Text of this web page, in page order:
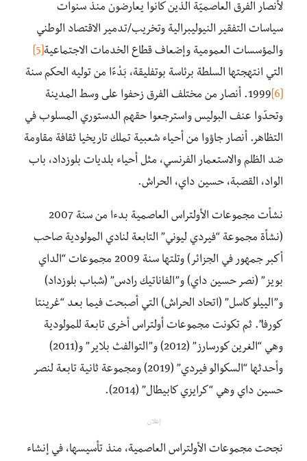
لأنصار الفرق العاصميّة الذين كانوا يعارضون منذ سنوات
سياسات التفقير النيوليبرالية وتخريب/تدمير الاقتصاد الوطني
والمؤسسات العمومية وإضعاف قطاع الخدمات الاجتماعية[5]
التي انتهجتها السلطة برئاسة بوتفليقة، بَدْءًا من توليه الحكم سنة
[6]
1999. أنصار من مختلف الفرق زحفوا على وسط المدينة
وتحدّوا عنف البوليس واسترجعوا حقهم الدستوري المسلوب في
التظاهر. أنصار جاؤوا من أحياء شعبية تملك تاريخيا ثقافة مقاومة
ضد الظلم والاستعمار الفرنسي، مثل أحياء بلديات بلوزداد، باب
الواد، القصبة، حسين داي، الحراش.
نشأت مجموعات الأولتراس العاصمية بدءا من سنة 2007
(نشأة مجموعة “فيردي ليوني” التابعة لنادي المولودية صاحب
أكبر جمهور في الجزائر) وتلتها سنة 2009 مجموعات “الداي
بويز” (نصر حسين داي) و”الفاناتيك رادس” (شباب بلوزداد)
و”الييلو كاسل” (اتحاد الحراش) التي أصبحت فيما بعد “غرينتا
كورفا”. ثم تكونت مجموعات أولتراس أخرى تابعة للمولودية
وهي “الغرين كورسارز” (2012) و”التوالفث بلاير” و(2011)
وأحدثها “السكوالو فيردي” (2019) ومجموعة ثانية تابعة لنصر
حسين داي وهي “كرايزي كابيطال” (2014).
إعلان
نجحت مجموعات الأولتراس العاصمية، منذ تأسيسها، في إنشاء